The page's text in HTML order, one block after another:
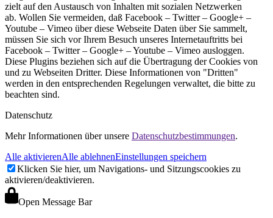
zielt auf den Austausch von Inhalten mit sozialen Netzwerken
ab. Wollen Sie vermeiden, daß Facebook – Twitter – Google+ –
Youtube – Vimeo über diese Webseite Daten über Sie sammelt,
müssen Sie sich vor Ihrem Besuch unseres Internetauftritts bei
Facebook – Twitter – Google+ – Youtube – Vimeo ausloggen.
Diese Plugins beziehen sich auf die Übertragung der Cookies von
und zu Webseiten Dritter. Diese Informationen von "Dritten"
werden in den entsprechenden Regelungen verwaltet, die bitte zu
beachten sind.
Datenschutz
Mehr Informationen über unsere Datenschutzbestimmungen.
Alle aktivierenAlle ablehnenEinstellungen speichern
Klicken Sie hier, um Navigations- und Sitzungscookies zu
aktivieren/deaktivieren.
Open Message Bar